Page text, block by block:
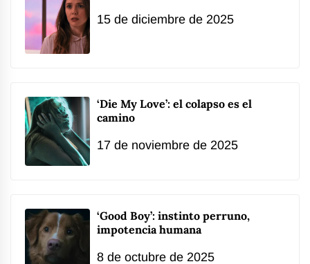
15 de diciembre de 2025
‘Die My Love’: el colapso es el
camino
17 de noviembre de 2025
‘Good Boy’: instinto perruno,
impotencia humana
8 de octubre de 2025